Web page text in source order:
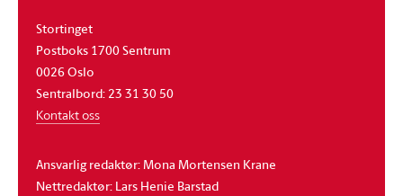
Stortinget
Postboks 1700 Sentrum
0026 Oslo
Sentralbord: 23 31 30 50
Kontakt oss
Ansvarlig redaktør: Mona Mortensen Krane
Nettredaktør: Lars Henie Barstad